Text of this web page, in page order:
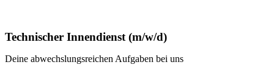
Technischer Innendienst (m/w/d)
Deine abwechslungsreichen Aufgaben bei uns